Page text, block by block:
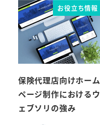
お役立ち情報
保険代理店向けホーム
ページ制作におけるウ
ェブソリの強み